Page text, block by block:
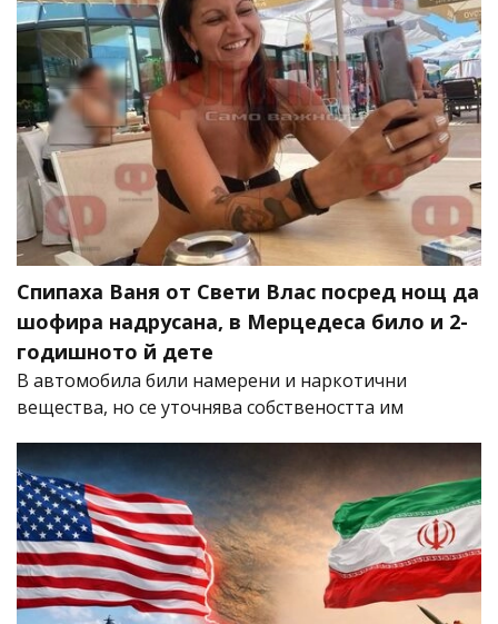
Спипаха Ваня от Свети Влас посред нощ да
шофира надрусана, в Мерцедеса било и 2-
годишното й дете
В автомобила били намерени и наркотични
вещества, но се уточнява собствеността им